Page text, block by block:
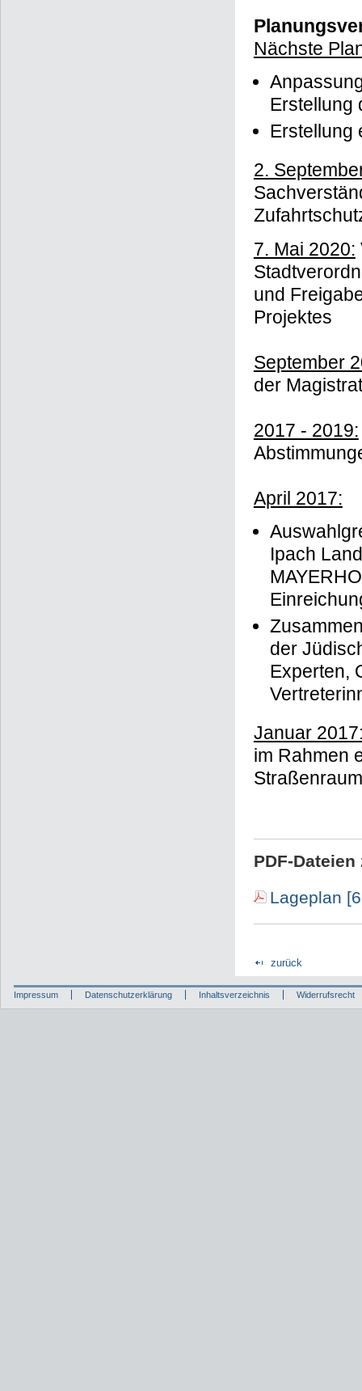
Nächste
Erstellung
Erstellung
2.
7. Mai 2020:
und
Projektes
September
der
2017 - 2019:
April 2017:
Ipach
der
Experten,
Januar
im Rahmen
PDF-
Lageplan
zurück
Impressum Datenschutzerklärung Inhaltsverzeichnis Widerrufsrecht